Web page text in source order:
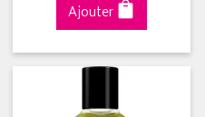
Ajouter